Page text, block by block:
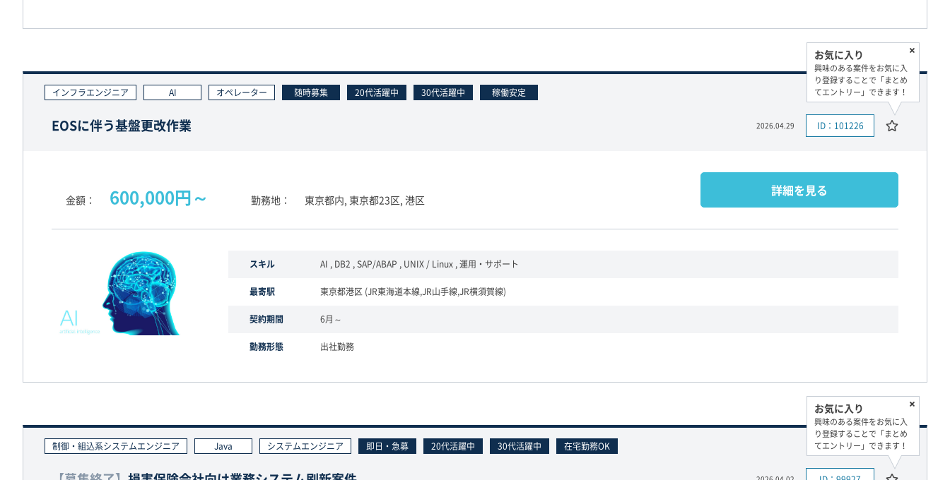
インフラエンジニア AI オペレーター 随時募集 20代活躍中 30代活躍中 稼働安定
EOSに伴う基盤更改作業 2026.04.29 ID：101226
お気に入り
興味のある案件をお気に入
り登録することで「まとめ
てエントリー」できます！
金額 600,000円～ 勤務地 東京都内, 東京都23区, 港区
詳細を見る
スキル AI , DB2 , SAP/ABAP , UNIX / Linux , 運用・サポート
最寄駅 東京都港区 (JR東海道本線,JR山手線,JR横須賀線)
契約期間 6月～
勤務形態 出社勤務
制御・組込系システムエンジニア Java システムエンジニア 即日・急募 20代活躍中 30代活躍中 在宅勤務OK
お気に入り
興味のある案件をお気に入
り登録することで「まとめ
てエントリー」できます！